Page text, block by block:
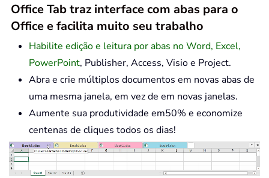
Office Tab traz interface com abas para o
Office e facilita muito seu trabalho
Habilite edição e leitura por abas no Word, Excel,
PowerPoint, Publisher, Access, Visio e Project.
Abra e crie múltiplos documentos em novas abas de
uma mesma janela, em vez de em novas janelas.
Aumente sua produtividade em50% e economize
centenas de cliques todos os dias!